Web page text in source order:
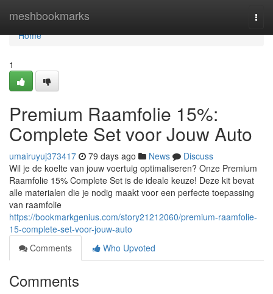
meshbookmarks
Home
Home
1
Premium Raamfolie 15%:
Complete Set voor Jouw Auto
umairuyuj373417 79 days ago News
Discuss
Wil je de koelte van jouw voertuig optimaliseren? Onze Premium
Raamfolie 15% Complete Set is de ideale keuze! Deze kit bevat
alle materialen die je nodig maakt voor een perfecte toepassing
van raamfolie
https://bookmarkgenius.com/story21212060/premium-raamfolie-
15-complete-set-voor-jouw-auto
Comments
Who Upvoted
Comments